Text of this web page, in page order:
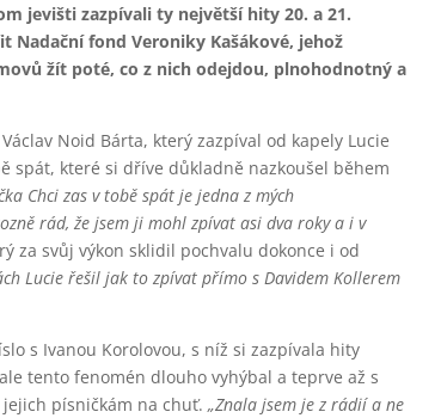
jevišti zazpívali ty největší hity 20. a 21.
fond Veroniky Kašákové, jehož
žít poté, co z nich odejdou, plnohodnotný a
Noid Bárta, který zazpíval od kapely Lucie
spát, které si dříve důkladně nazkoušel během
Chci zas v tobě spát je jedna z mých
rád, že jsem ji mohl zpívat asi dva roky a i v
za svůj výkon sklidil pochvalu dokonce i od
Lucie řešil jak to zpívat přímo s Davidem Kollerem
s Ivanou Korolovou, s níž si zazpívala hity
tento fenomén dlouho vyhýbal a teprve až s
písničkám na chuť. „Znala jsem je z rádií a ne